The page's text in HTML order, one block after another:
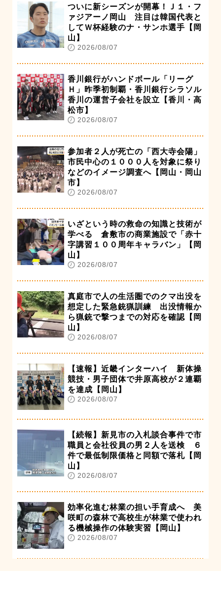
ついに新シーズンが開幕！Ｊ１・フ
ァジアーノ岡山 注目は韓国代表と
してＷ杯経験のナ・サンホ選手【岡
山】
2026/08/07
香川銀行がハンドボール「リーグ
Ｈ」昨季初制覇・香川銀行シラソル
香川の運営子会社を設立【香川・高
松市】
2026/08/07
参加者２人が死亡の「西大寺会陽」
市民中心の１０００人を対象に祭り
などのイメージ調査へ【岡山・岡山
市】
2026/08/07
いざという時の救命の知識と技術が
学べる 倉敷市の商業施設で「赤十
字講習１００周年キャラバン」【岡
山】
2026/08/07
真庭市で人の生活圏でのクマ出没を
想定した緊急銃猟訓練 出没情報か
ら猟銃で撃つまでの対応を確認【岡
山】
2026/08/07
【速報】近畿インターハイ 新体操
競技・男子団体で井原高校が２連覇
を達成【岡山】
2026/08/07
【続報】新見市の入札談合事件で市
職員と会社役員の男２人を送検 ６
件で最低制限価格と同額で落札【岡
山】
2026/08/07
効率化進む林業の担い手育成へ 美
咲町の森林で高校生が林業で使われ
る機械操作の体験実習【岡山】
2026/08/07